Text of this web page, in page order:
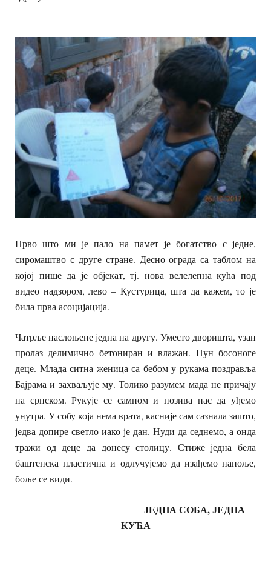
Прво што ми је пало на памет је богатство с једне,
сиромаштво с друге стране. Десно ограда са таблом на
којој пише да је објекат, тј. нова велелепна кућа под
видео надзором, лево – Кустурица, шта да кажем, то је
била прва асоцијација.
Чатрље наслоњене једна на другу. Уместо дворишта, узан
пролаз делимично бетониран и влажан. Пун босоноге
деце. Млада ситна женица са бебом у рукама поздравља
Бајрама и захваљује му. Толико разумем мада не причају
на српском. Рукује се самном и позива нас да уђемо
унутра. У собу која нема врата, касније сам сазнала зашто,
једва допире светло иако је дан. Нуди да седнемо, а онда
тражи од деце да донесу столицу. Стиже једна бела
баштенска пластична и одлучујемо да изађемо напоље,
боље се види.
ЈЕДНА СОБА, ЈЕДНА
КУЋА